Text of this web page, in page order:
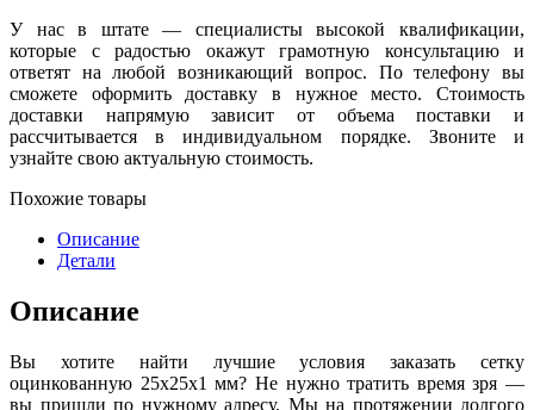
У нас в штате — специалисты высокой квалификации,
которые с радостью окажут грамотную консультацию и
ответят на любой возникающий вопрос. По телефону вы
сможете оформить доставку в нужное место. Стоимость
доставки напрямую зависит от объема поставки и
рассчитывается в индивидуальном порядке. Звоните и
узнайте свою актуальную стоимость.
Похожие товары
Описание
Детали
Описание
Вы хотите найти лучшие условия заказать сетку
оцинкованную 25x25x1 мм? Не нужно тратить время зря —
вы пришли по нужному адресу. Мы на протяжении долгого